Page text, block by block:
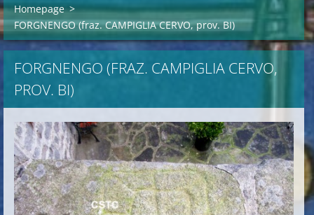
Homepage >
FORGNENGO (fraz. CAMPIGLIA CERVO, prov. BI)
FORGNENGO (FRAZ. CAMPIGLIA CERVO,
PROV. BI)